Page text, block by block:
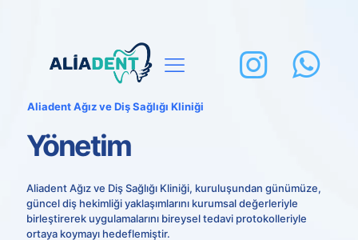
Aliadent Ağız ve Diş Sağlığı Kliniği
Yönetim
Aliadent Ağız ve Diş Sağlığı Kliniği, kuruluşundan günümüze,
güncel diş hekimliği yaklaşımlarını kurumsal değerleriyle
birleştirerek uygulamalarını bireysel tedavi protokolleriyle
ortaya koymayı hedeflemiştir.